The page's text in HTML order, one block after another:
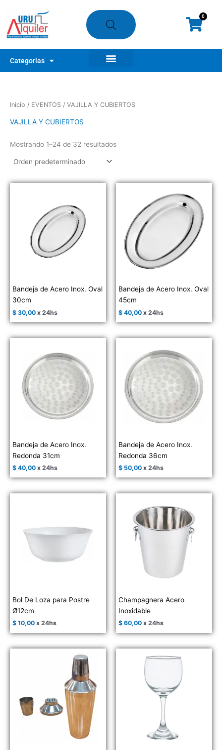
contenido
0
Cart
Categorías
Inicio / EVENTOS / VAJILLA Y CUBIERTOS
VAJILLA Y CUBIERTOS
Mostrando 1–24 de 32 resultados
Bandeja de Acero Inox. Oval
30cm
$ 30,00 x 24hs
Bandeja de Acero Inox. Oval
45cm
$ 40,00 x 24hs
Bandeja de Acero Inox.
Redonda 31cm
$ 40,00 x 24hs
Bandeja de Acero Inox.
Redonda 36cm
$ 50,00 x 24hs
Bol De Loza para Postre
Ø12cm
$ 10,00 x 24hs
Champagnera Acero
Inoxidable
$ 60,00 x 24hs